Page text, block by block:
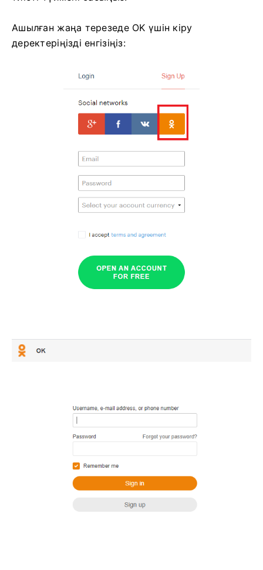
Ашылған жаңа терезеде OK үшін кіру
деректеріңізді енгізіңіз: